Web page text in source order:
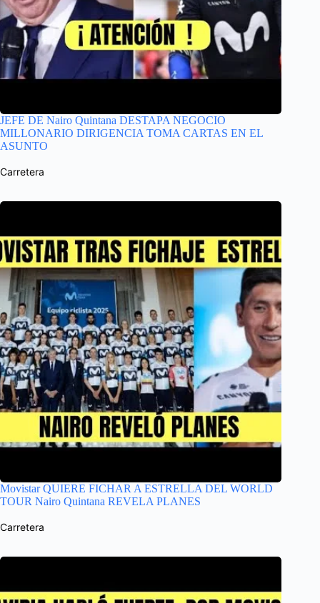
JEFE DE Nairo Quintana DESTAPA NEGOCIO
MILLONARIO DIRIGENCIA TOMA CARTAS EN EL
ASUNTO
Carretera
Movistar QUIERE FICHAR A ESTRELLA DEL WORLD
TOUR Nairo Quintana REVELA PLANES
Carretera